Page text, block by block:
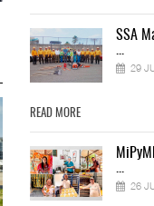
telecomunicaciones p ...
06 AGO 2026
SSA
29
READ MORE
26